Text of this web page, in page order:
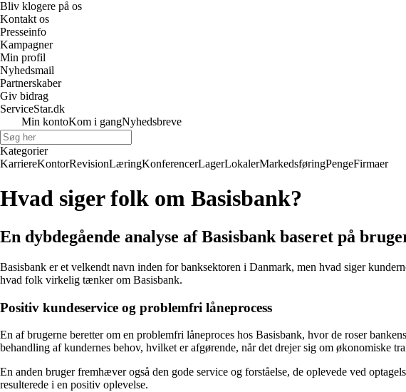
Bliv klogere på os
Kontakt os
Presseinfo
Kampagner
Min profil
Nyhedsmail
Partnerskaber
Giv bidrag
ServiceStar.dk
Min kontoKom i gangNyhedsbreve
Kategorier
KarriereKontorRevisionLæringKonferencerLagerLokalerMarkedsføringPengeFirmaer
Hvad siger folk om Basisbank?
En dybdegående analyse af Basisbank baseret på
Basisbank er et velkendt navn inden for banksektoren i Danmark, men hvad siger
hvad folk virkelig tænker om Basisbank.
Positiv kundeservice og problemfri låneprocess
En af brugerne beretter om en problemfri låneproces hos Basisbank, hvor de roser
behandling af kundernes behov, hvilket er afgørende, når det drejer sig om økonomiske
En anden bruger fremhæver også den gode service og forståelse, de oplevede ved
resulterede i en positiv oplevelse.